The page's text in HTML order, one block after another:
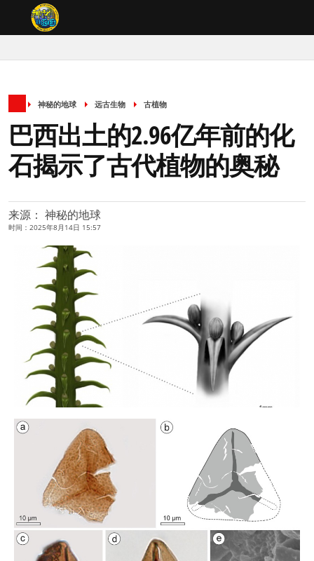
神秘的地球 远古生物 古植物
巴西出土的2.96亿年前的化
石揭示了古代植物的奥秘
来源： 神秘的地球
时间：2025年8月14日 15:57